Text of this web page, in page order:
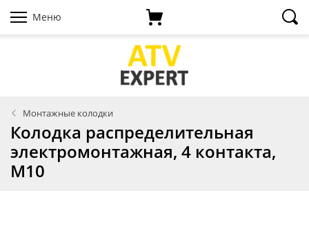
Меню
Монтажные колодки
Колодка распределительная
электромонтажная, 4 контакта,
M10